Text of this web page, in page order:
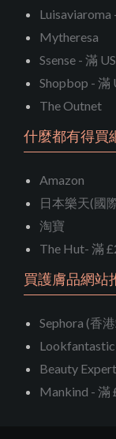
Luisaviaroma
Mytheresa
Ssense - 滿
Shopbop - 滿
The Outnet
什麼都有得買
Amazon
日本樂天(國
淘寶
The Hut- 滿
買護膚品網站
Sephora (香
Beauty
Mankind - 滿